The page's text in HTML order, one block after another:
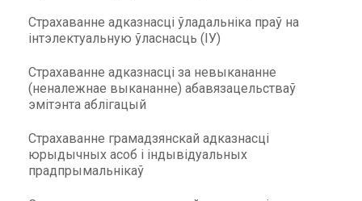
Страхаванне адказнасці ўладальніка праў на
інтэлектуальную ўласнасць (ІУ)
Страхаванне адказнасці за невыкананне
(неналежнае выкананне) абавязацельстваў
эмітэнта аблігацый
Страхаванне грамадзянскай адказнасці
юрыдычных асоб і індывідуальных
прадпрымальнікаў